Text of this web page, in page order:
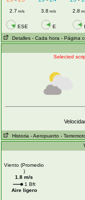
2.7 m/s 3.8 m/s 2.8
ESE E
Detalles - Cada hora - Página
Selected
Historia - Aeropuerto -
Viento (Promedio
)
1.8 m/s
1 Bft
Aire ligero